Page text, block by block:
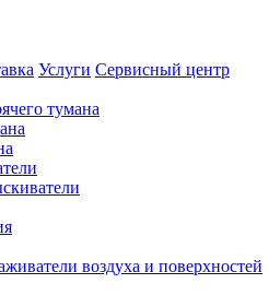
Услуги Сервисный центр
тумана
воздуха и поверхностей